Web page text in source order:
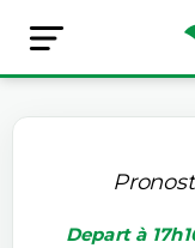
Depart à